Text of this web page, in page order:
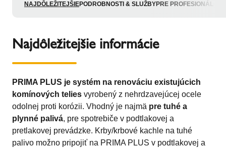
NAJDÔLEŽITEJŠIEPODROBNOSTI & SLUŽBYPRE PROFESIONÁLOV
Najdôležitejšie informácie
PRIMA PLUS je systém na renováciu existujúcich
komínových telies vyrobený z nehrdzavejúcej ocele
odolnej proti korózii. Vhodný je najmä pre tuhé a
plynné palivá, pre spotrebiče v podtlakovej a
pretlakovej prevádzke. Krby/krbové kachle na tuhé
palivo možno pripojiť na PRIMA PLUS v podtlakovej a